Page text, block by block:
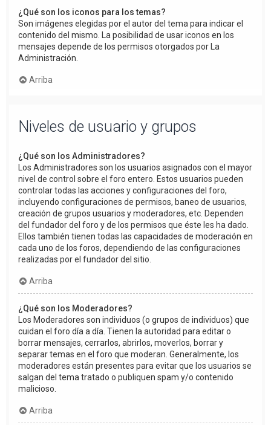
¿Qué son los iconos para los temas?
Son imágenes elegidas por el autor del tema para indicar el
contenido del mismo. La posibilidad de usar iconos en los
mensajes depende de los permisos otorgados por La
Administración.
Arriba
Niveles de usuario y grupos
¿Qué son los Administradores?
Los Administradores son los usuarios asignados con el mayor
nivel de control sobre el foro entero. Estos usuarios pueden
controlar todas las acciones y configuraciones del foro,
incluyendo configuraciones de permisos, baneo de usuarios,
creación de grupos usuarios y moderadores, etc. Dependen
del fundador del foro y de los permisos que éste les ha dado.
Ellos también tienen todas las capacidades de moderación en
cada uno de los foros, dependiendo de las configuraciones
realizadas por el fundador del sitio.
Arriba
¿Qué son los Moderadores?
Los Moderadores son individuos (o grupos de individuos) que
cuidan el foro día a día. Tienen la autoridad para editar o
borrar mensajes, cerrarlos, abrirlos, moverlos, borrar y
separar temas en el foro que moderan. Generalmente, los
moderadores están presentes para evitar que los usuarios se
salgan del tema tratado o publiquen spam y/o contenido
malicioso.
Arriba